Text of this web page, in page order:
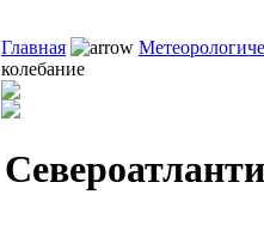
Главная
колебание